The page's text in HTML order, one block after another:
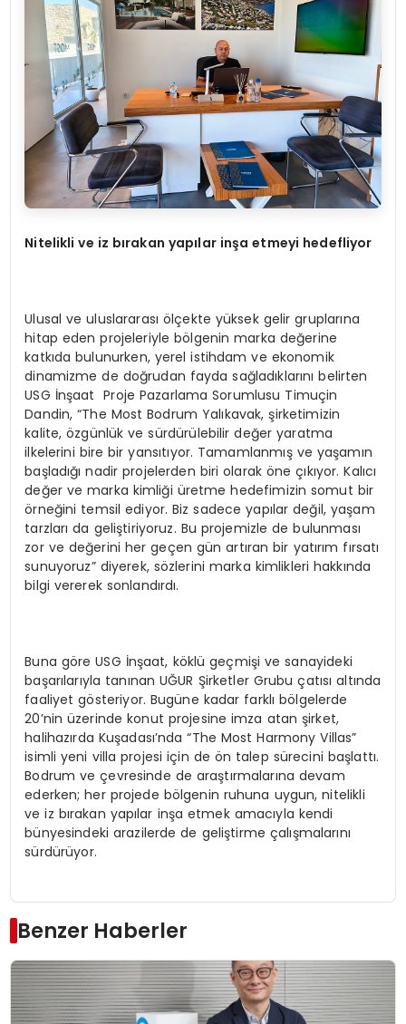
Nitelikli ve iz bırakan yapılar inşa etmeyi hedefliyor
Ulusal ve uluslararası ölçekte yüksek gelir gruplarına
hitap eden projeleriyle bölgenin marka değerine
katkıda bulunurken, yerel istihdam ve ekonomik
dinamizme de doğrudan fayda sağladıklarını belirten
USG İnşaat Proje Pazarlama Sorumlusu Timuçin
Dandin, “The Most Bodrum Yalıkavak, şirketimizin
kalite, özgünlük ve sürdürülebilir değer yaratma
ilkelerini bire bir yansıtıyor. Tamamlanmış ve yaşamın
başladığı nadir projelerden biri olarak öne çıkıyor. Kalıcı
değer ve marka kimliği üretme hedefimizin somut bir
örneğini temsil ediyor. Biz sadece yapılar değil, yaşam
tarzları da geliştiriyoruz. Bu projemizle de bulunması
zor ve değerini her geçen gün artıran bir yatırım fırsatı
sunuyoruz” diyerek, sözlerini marka kimlikleri hakkında
bilgi vererek sonlandırdı.
Buna göre USG İnşaat, köklü geçmişi ve sanayideki
başarılarıyla tanınan UĞUR Şirketler Grubu çatısı altında
faaliyet gösteriyor. Bugüne kadar farklı bölgelerde
20’nin üzerinde konut projesine imza atan şirket,
halihazırda Kuşadası’nda “The Most Harmony Villas”
isimli yeni villa projesi için de ön talep sürecini başlattı.
Bodrum ve çevresinde de araştırmalarına devam
ederken; her projede bölgenin ruhuna uygun, nitelikli
ve iz bırakan yapılar inşa etmek amacıyla kendi
bünyesindeki arazilerde de geliştirme çalışmalarını
sürdürüyor.
Benzer Haberler